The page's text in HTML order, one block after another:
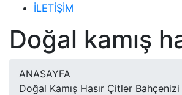
İLETİŞİM
Doğal kamış
ANASAYFA
Doğal Kamış Hasır Çitler